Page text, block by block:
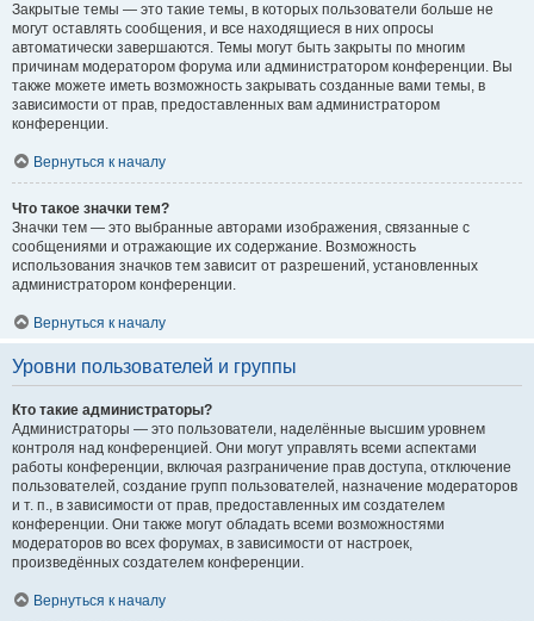
Закрытые темы — это такие темы, в которых пользователи больше не
могут оставлять сообщения, и все находящиеся в них опросы
автоматически завершаются. Темы могут быть закрыты по многим
причинам модератором форума или администратором конференции. Вы
также можете иметь возможность закрывать созданные вами темы, в
зависимости от прав, предоставленных вам администратором
конференции.
Вернуться к началу
Что такое значки тем?
Значки тем — это выбранные авторами изображения, связанные с
сообщениями и отражающие их содержание. Возможность
использования значков тем зависит от разрешений, установленных
администратором конференции.
Вернуться к началу
Уровни пользователей и группы
Кто такие администраторы?
Администраторы — это пользователи, наделённые высшим уровнем
контроля над конференцией. Они могут управлять всеми аспектами
работы конференции, включая разграничение прав доступа, отключение
пользователей, создание групп пользователей, назначение модераторов
и т. п., в зависимости от прав, предоставленных им создателем
конференции. Они также могут обладать всеми возможностями
модераторов во всех форумах, в зависимости от настроек,
произведённых создателем конференции.
Вернуться к началу